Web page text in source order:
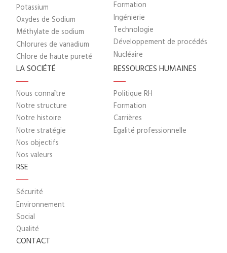
Potassium
Oxydes de Sodium
Méthylate de sodium
Chlorures de vanadium
Chlore de haute pureté
Formation
Ingénierie
Technologie
Développement de procédés
Nucléaire
LA SOCIÉTÉ
Nous connaître
Notre structure
Notre histoire
Notre stratégie
Nos objectifs
Nos valeurs
RESSOURCES HUMAINES
Politique RH
Formation
Carrières
Egalité professionnelle
RSE
Sécurité
Environnement
Social
Qualité
CONTACT